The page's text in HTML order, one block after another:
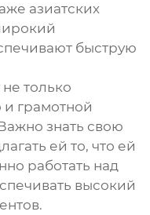
азиатских
быструю
только
и грамотной
знать свою
ей то, что ей
работать над
высокий